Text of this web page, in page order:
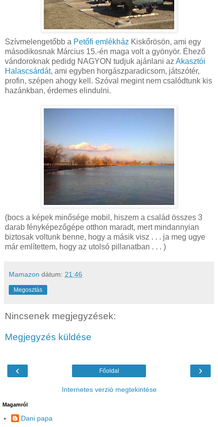
Szívmelengetőbb a Petőfi emlékház Kiskőrösön, ami egy
másodikosnak Március 15.-én maga volt a gyönyör. Éhező
vándoroknak pedidg NAGYON tudjuk ajánlani az Akasztói
Halascsárdát, ami egyben horgászparadicsom, játszótér,
profin, szépen ahogy kell. Szóval megint nem csalódtunk kis
hazánkban, érdemes elindulni.
(bocs a képek minősége mobil, hiszem a család összes 3
darab fényképezőgépe otthon maradt, mert mindannyian
biztosak voltunk benne, hogy a másik visz . . . ja meg ugye
már említettem, hogy az utolsó pillanatban . . . )
Mamazon dátum: 21:46
Megosztás
Nincsenek megjegyzések:
Megjegyzés küldése
‹ ›
Főoldal
Internetes verzió megtekintése
Magamról
Dani papa